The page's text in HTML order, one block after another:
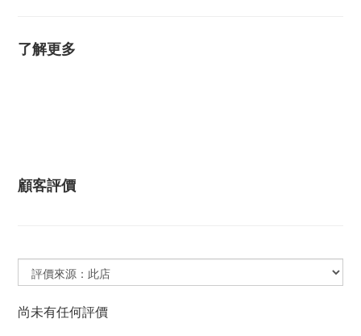
了解更多
顧客評價
尚未有任何評價